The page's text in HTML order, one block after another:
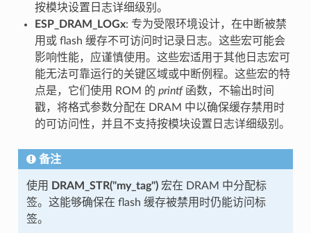
按模块设置日志详细级别。
ESP_DRAM_LOGx: 专为受限环境设计，在中断被禁
用或 flash 缓存不可访问时记录日志。这些宏可能会
影响性能，应谨慎使用。这些宏适用于其他日志宏可
能无法可靠运行的关键区域或中断例程。这些宏的特
点是，它们使用 ROM 的 printf函数，不输出时间
戳，将格式参数分配在 DRAM 中以确保缓存禁用时
的可访问性，并且不支持按模块设置日志详细级别。
备注
使用 DRAM_STR("my_tag")宏在 DRAM 中分配标
签。这能够确保在 flash 缓存被禁用时仍能访问标
签。